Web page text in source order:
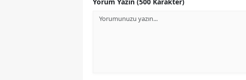
Yorum Yazın (500 Karakter)